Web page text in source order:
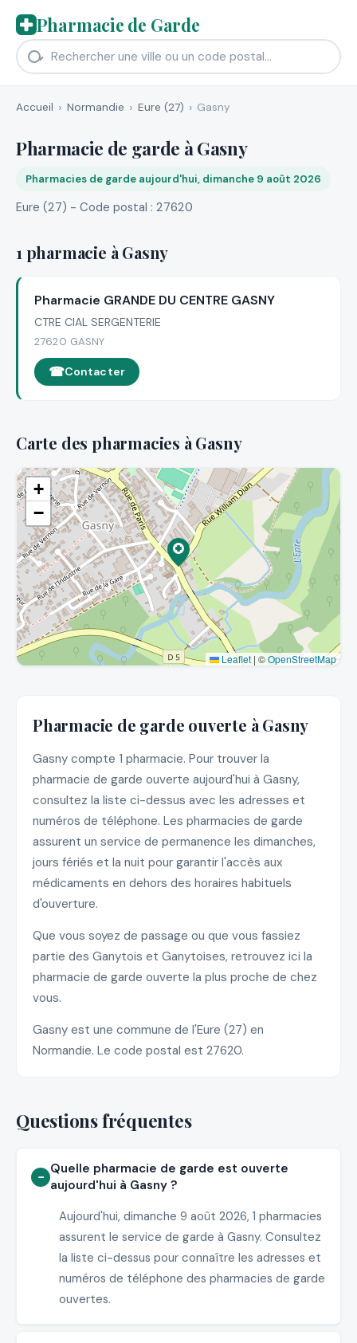
Pharmacie de Garde
Accueil Normandie Eure (27) Gasny
Pharmacie de garde à Gasny
Pharmacies de garde aujourd'hui, dimanche 9 août 2026
Eure (27) - Code postal : 27620
1 pharmacie à Gasny
Pharmacie GRANDE DU CENTRE GASNY
CTRE CIAL SERGENTERIE
27620 GASNY
Contacter
Carte des pharmacies à Gasny
+
−
Leaflet | ©OpenStreetMap
Pharmacie de garde ouverte à Gasny
Gasny compte 1 pharmacie. Pour trouver la
pharmacie de garde ouverte aujourd'hui à Gasny,
consultez la liste ci-dessus avec les adresses et
numéros de téléphone. Les pharmacies de garde
assurent un service de permanence les dimanches,
jours fériés et la nuit pour garantir l'accès aux
médicaments en dehors des horaires habituels
d'ouverture.
Que vous soyez de passage ou que vous fassiez
partie des Ganytois et Ganytoises, retrouvez ici la
pharmacie de garde ouverte la plus proche de chez
vous.
Gasny est une commune de l'Eure (27) en
Normandie. Le code postal est 27620.
Questions fréquentes
Quelle pharmacie de garde est ouverte
aujourd'hui à Gasny ?
Aujourd'hui, dimanche 9 août 2026, 1 pharmacies
assurent le service de garde à Gasny. Consultez
la liste ci-dessus pour connaître les adresses et
numéros de téléphone des pharmacies de garde
ouvertes.